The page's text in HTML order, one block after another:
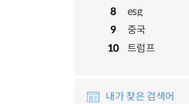
8
esg
9
중국
10
트럼프
내가 찾은 검색어